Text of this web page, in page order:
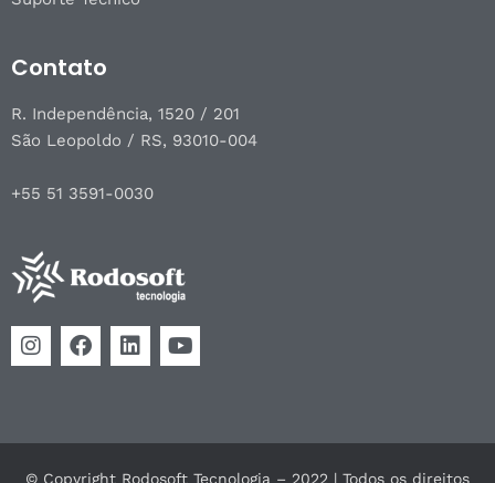
Contato
R. Independência, 1520 / 201
São Leopoldo / RS, 93010-004
+55 51 3591-0030
© Copyright Rodosoft Tecnologia – 2022 | Todos os direitos